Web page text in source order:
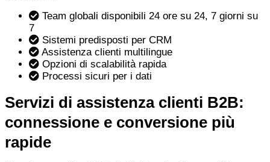
Team globali disponibili 24 ore su 24, 7 giorni su
7
Sistemi predisposti per CRM
Assistenza clienti multilingue
Opzioni di scalabilità rapida
Processi sicuri per i dati
Servizi di assistenza clienti B2B:
connessione e conversione più
rapide